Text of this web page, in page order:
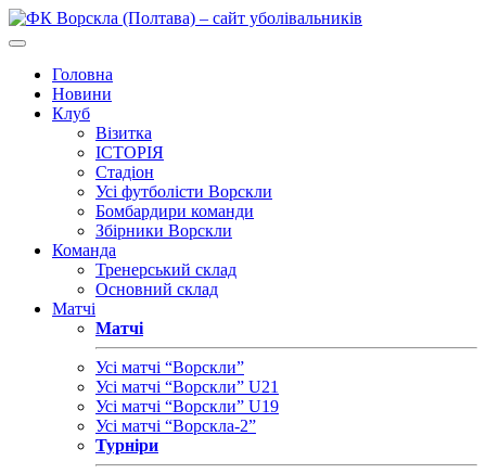
Головна
Новини
Клуб
Візитка
ІСТОРІЯ
Стадіон
Усі футболісти Ворскли
Бомбардири команди
Збірники Ворскли
Команда
Тренерський склад
Основний склад
Матчі
Матчі
Усі матчі “Ворскли”
Усі матчі “Ворскли” U21
Усі матчі “Ворскли” U19
Усі матчі “Ворскла-2”
Турніри